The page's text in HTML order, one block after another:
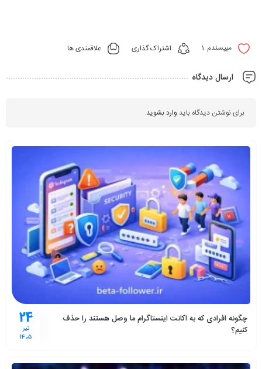
میپسندم 1 اشتراک گذاری علاقمندی ها
ارسال دیدگاه
برای نوشتن دیدگاه باید وارد بشوید.
24
تیر
1405
چگونه افرادی که به اکانت اینستاگرام ما وصل هستند را حذف
کنیم؟